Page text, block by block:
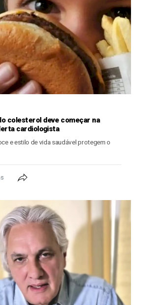
colesterol deve começar na
cardiologista
e estilo de vida saudável protegem o